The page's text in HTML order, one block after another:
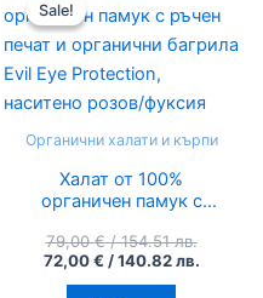
Sale!
Sale!
Органични халати и кърпи
Халат от 100%
органичен памук с
органични багрила
Evil Eye Protection,
наситено розов/
79,00€ / 154.51 лв.
was:
79,00 €
/
лв..
72,00€ / 140.82 лв.
е:
72,00 €
/
лв..